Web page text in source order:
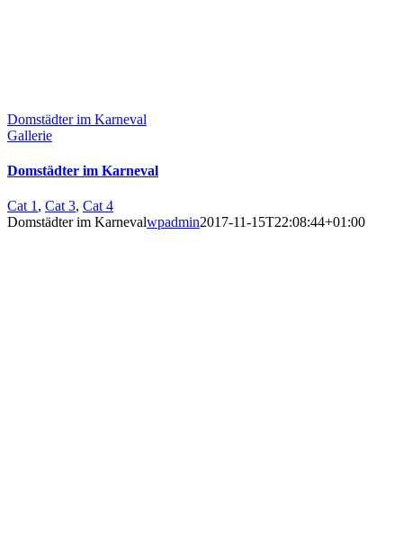
Domstädter im Karneval
Gallerie
Domstädter im Karneval
Cat 1, Cat 3, Cat 4
Domstädter im Karnevalwpadmin2017-11-15T22:08:44+01:00